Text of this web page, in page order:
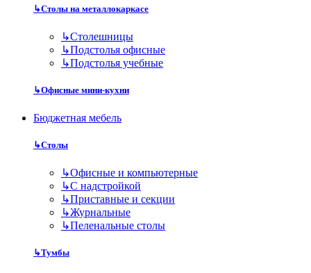
↳Столы на металлокаркасе
↳Столешницы
↳Подстолья офисные
↳Подстолья учебные
↳Офисные мини-кухни
Бюджетная мебель
↳Столы
↳Офисные и компьютерные
↳С надстройкой
↳Приставные и секции
↳Журнальные
↳Пеленальные столы
↳Тумбы